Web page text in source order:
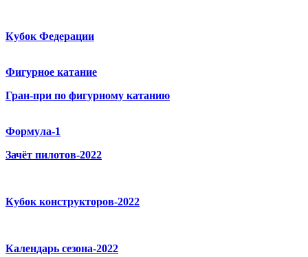
Кубок Федерации
Фигурное катание
Гран-при по фигурному катанию
Формула-1
Зачёт пилотов-2022
Кубок конструкторов-2022
Календарь сезона-2022